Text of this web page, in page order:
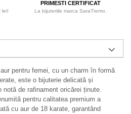
lei!
PRIMESTI CERTIFICAT
La bijuteriile marca SaraTremo.
pentru femei, cu un charm în formă
este o bijuterie delicată și
notă de rafinament oricărei ținute.
pentru calitatea premium a
cu aur de 18 karate, garantând